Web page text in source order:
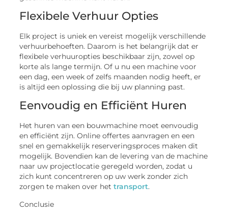
Flexibele Verhuur Opties
Elk project is uniek en vereist mogelijk verschillende
verhuurbehoeften. Daarom is het belangrijk dat er
flexibele verhuuropties beschikbaar zijn, zowel op
korte als lange termijn. Of u nu een machine voor
een dag, een week of zelfs maanden nodig heeft, er
is altijd een oplossing die bij uw planning past.
Eenvoudig en Efficiënt Huren
Het huren van een bouwmachine moet eenvoudig
en efficiënt zijn. Online offertes aanvragen en een
snel en gemakkelijk reserveringsproces maken dit
mogelijk. Bovendien kan de levering van de machine
naar uw projectlocatie geregeld worden, zodat u
zich kunt concentreren op uw werk zonder zich
zorgen te maken over hettransport.
Conclusie